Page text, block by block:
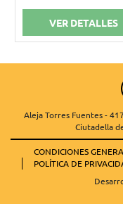
VER DETALLES
Aleja Torres Fuentes -
Ciutadella
CONDICIONES
POLÍTICA DE